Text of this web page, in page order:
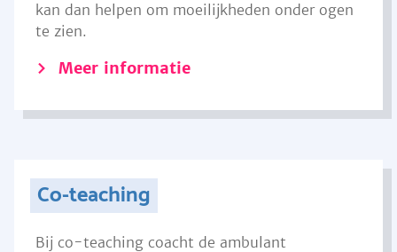
kan dan helpen om moeilijkheden onder ogen
te zien.
Meer informatie
Co-teaching
Bij co-teaching coacht de ambulant